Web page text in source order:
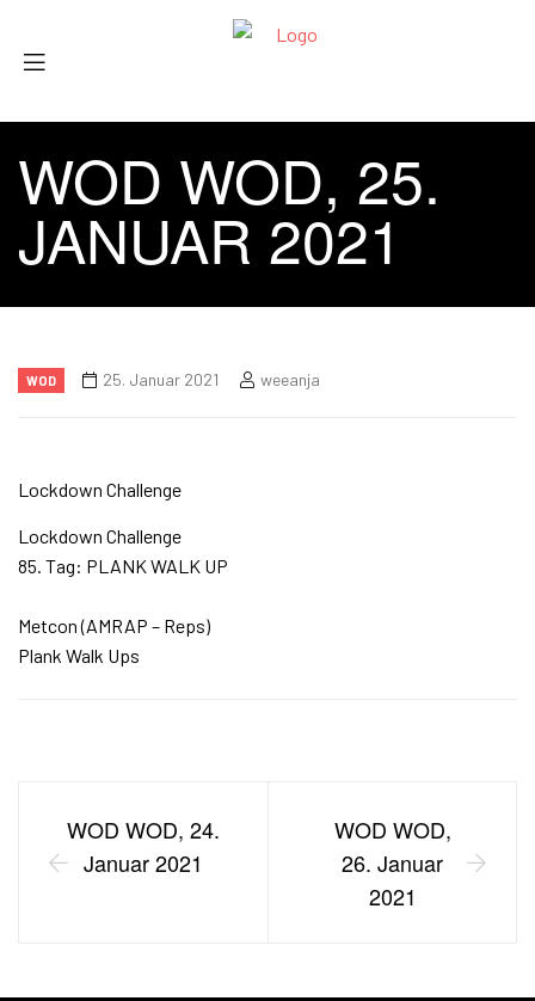
WOD WOD, 25.
JANUAR 2021
WOD 25. Januar 2021 weeanja
Lockdown Challenge
Lockdown Challenge
85. Tag: PLANK WALK UP
Metcon (AMRAP – Reps)
Plank Walk Ups
WOD WOD, 24.
Januar 2021
WOD WOD,
26. Januar
2021